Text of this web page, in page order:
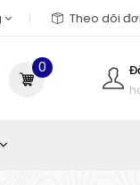
Theo dõi
0